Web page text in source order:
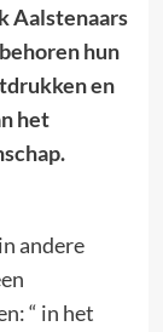
Aalstenaars
hun
en
het
andere
“ in het